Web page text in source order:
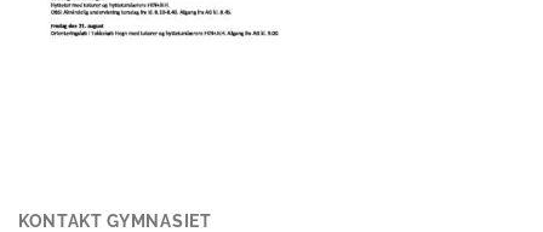
KONTAKT GYMNASIET